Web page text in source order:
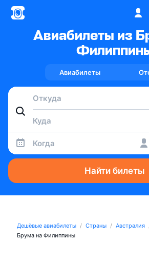
Авиабилеты из
Авиабилеты
Когда
Найти билеты
Дешёвые авиабилеты Страны Австралия
Брума на Филиппины